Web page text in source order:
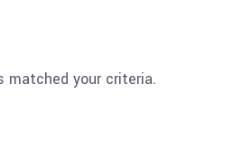
matched your criteria.